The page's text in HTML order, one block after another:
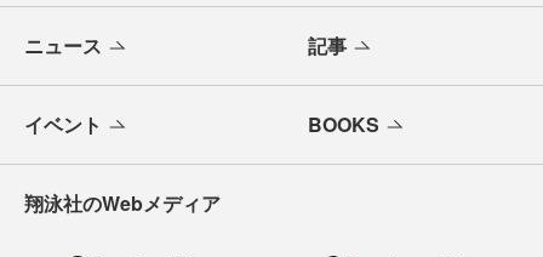
ニュース 記事
イベント BOOKS
翔泳社のWebメディア